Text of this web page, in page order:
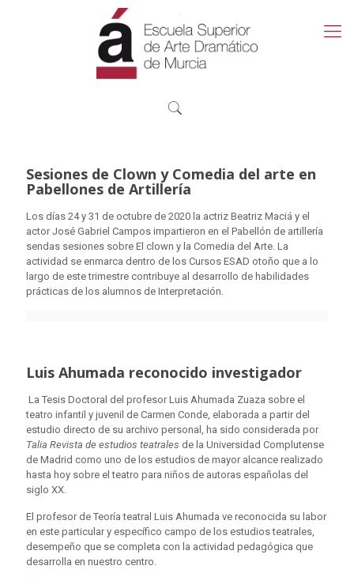
Sesiones de Clown y Comedia del arte en
Pabellones de Artillería
Los días 24 y 31 de octubre de 2020 la actriz Beatriz Maciá y el
actor José Gabriel Campos impartieron en el Pabellón de artillería
sendas sesiones sobre El clown y la Comedia del Arte. La
actividad se enmarca dentro de los Cursos ESAD otoño que a lo
largo de este trimestre contribuye al desarrollo de habilidades
prácticas de los alumnos de Interpretación.
Luis Ahumada reconocido investigador
La Tesis Doctoral del profesor Luis Ahumada Zuaza sobre el
teatro infantil y juvenil de Carmen Conde, elaborada a partir del
estudio directo de su archivo personal, ha sido considerada por
Talia Revista de estudios teatrales de la Universidad Complutense
de Madrid como uno de los estudios de mayor alcance realizado
hasta hoy sobre el teatro para niños de autoras españolas del
siglo XX.
El profesor de Teoría teatral Luis Ahumada ve reconocida su labor
en este particular y específico campo de los estudios teatrales,
desempeño que se completa con la actividad pedagógica que
desarrolla en nuestro centro.